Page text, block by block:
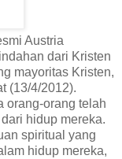
Austria
dari Kristen
mayoritas Kristen,
(13/4/2012).
orang-orang telah
hidup mereka.
spiritual yang
hidup mereka,